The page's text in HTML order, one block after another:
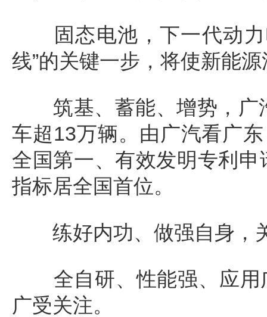
固态电池，下一代动力
线”的关键一步，将使新能
筑基、蓄能、增势，广
车超13万辆。由广汽看广
全国第一、有效发明专利
指标居全国首位。
练好内功、做强自身，关
全自研、性能强、应用
广受关注。